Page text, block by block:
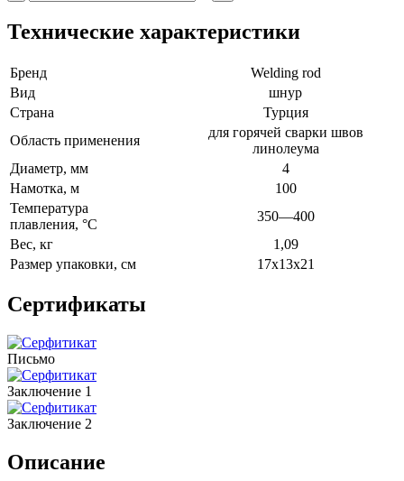
Технические характеристики
Бренд
Welding rod
Вид
шнур
Страна
Турция
Область применения
для горячей сварки швов
линолеума
Диаметр, мм
4
Намотка, м
100
Температура
плавления, °C
350—400
Вес, кг
1,09
Размер упаковки, см
17х13х21
Сертификаты
Письмо
Заключение 1
Заключение 2
Описание